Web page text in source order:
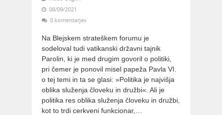
08/09/2021
0 komentarjev
Na Blejskem strateškem forumu je
sodeloval tudi vatikanski državni tajnik
Parolin, ki je med drugim govoril o politiki,
pri čemer je ponovil misel papeža Pavla VI.
o tej temi in ta se glasi: »Politika je najvišja
oblika služenja človeku in družbi«. Ali je
politika res oblika služenja človeku in družbi,
kot to trdi cerkveni funkcionar,…